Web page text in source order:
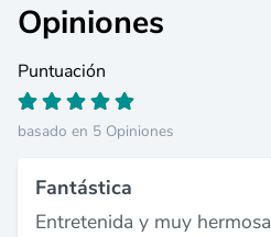
Opiniones
Puntuación
basado en 5 Opiniones
Fantástica
Entretenida y muy hermosa